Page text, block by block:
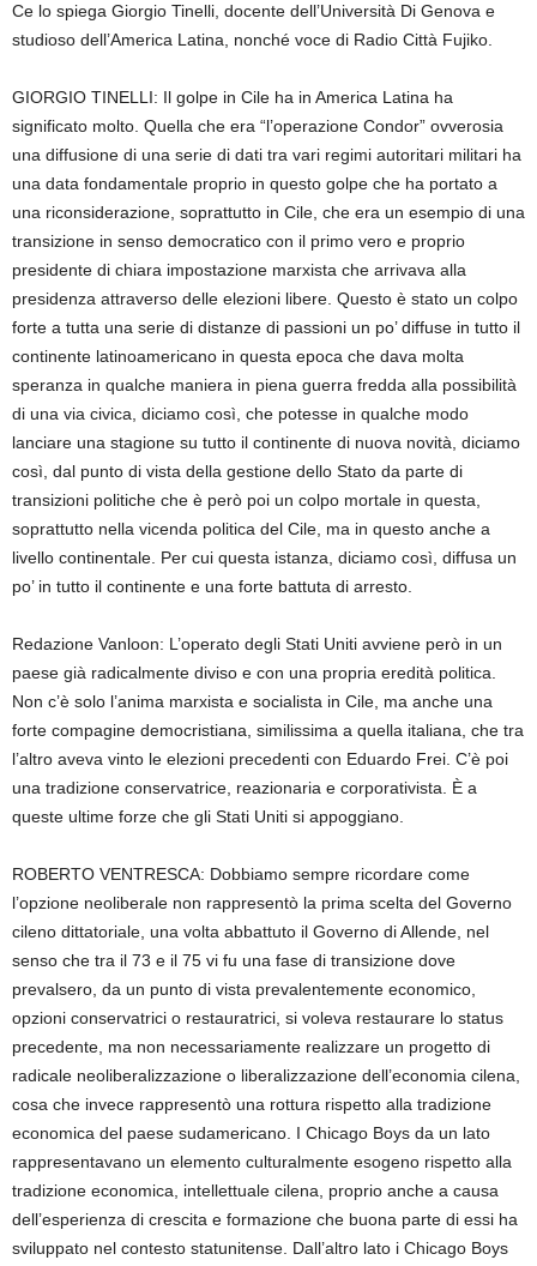
Ce lo spiega Giorgio Tinelli, docente dell’Università Di Genova e
studioso dell’America Latina, nonché voce di Radio Città Fujiko.
GIORGIO TINELLI: Il golpe in Cile ha in America Latina ha
significato molto. Quella che era “l’operazione Condor” ovverosia
una diffusione di una serie di dati tra vari regimi autoritari militari ha
una data fondamentale proprio in questo golpe che ha portato a
una riconsiderazione, soprattutto in Cile, che era un esempio di una
transizione in senso democratico con il primo vero e proprio
presidente di chiara impostazione marxista che arrivava alla
presidenza attraverso delle elezioni libere. Questo è stato un colpo
forte a tutta una serie di distanze di passioni un po’ diffuse in tutto il
continente latinoamericano in questa epoca che dava molta
speranza in qualche maniera in piena guerra fredda alla possibilità
di una via civica, diciamo così, che potesse in qualche modo
lanciare una stagione su tutto il continente di nuova novità, diciamo
così, dal punto di vista della gestione dello Stato da parte di
transizioni politiche che è però poi un colpo mortale in questa,
soprattutto nella vicenda politica del Cile, ma in questo anche a
livello continentale. Per cui questa istanza, diciamo così, diffusa un
po’ in tutto il continente e una forte battuta di arresto.
Redazione Vanloon: L’operato degli Stati Uniti avviene però in un
paese già radicalmente diviso e con una propria eredità politica.
Non c’è solo l’anima marxista e socialista in Cile, ma anche una
forte compagine democristiana, similissima a quella italiana, che tra
l’altro aveva vinto le elezioni precedenti con Eduardo Frei. C’è poi
una tradizione conservatrice, reazionaria e corporativista. È a
queste ultime forze che gli Stati Uniti si appoggiano.
ROBERTO VENTRESCA: Dobbiamo sempre ricordare come
l’opzione neoliberale non rappresentò la prima scelta del Governo
cileno dittatoriale, una volta abbattuto il Governo di Allende, nel
senso che tra il 73 e il 75 vi fu una fase di transizione dove
prevalsero, da un punto di vista prevalentemente economico,
opzioni conservatrici o restauratrici, si voleva restaurare lo status
precedente, ma non necessariamente realizzare un progetto di
radicale neoliberalizzazione o liberalizzazione dell’economia cilena,
cosa che invece rappresentò una rottura rispetto alla tradizione
economica del paese sudamericano. I Chicago Boys da un lato
rappresentavano un elemento culturalmente esogeno rispetto alla
tradizione economica, intellettuale cilena, proprio anche a causa
dell’esperienza di crescita e formazione che buona parte di essi ha
sviluppato nel contesto statunitense. Dall’altro lato i Chicago Boys